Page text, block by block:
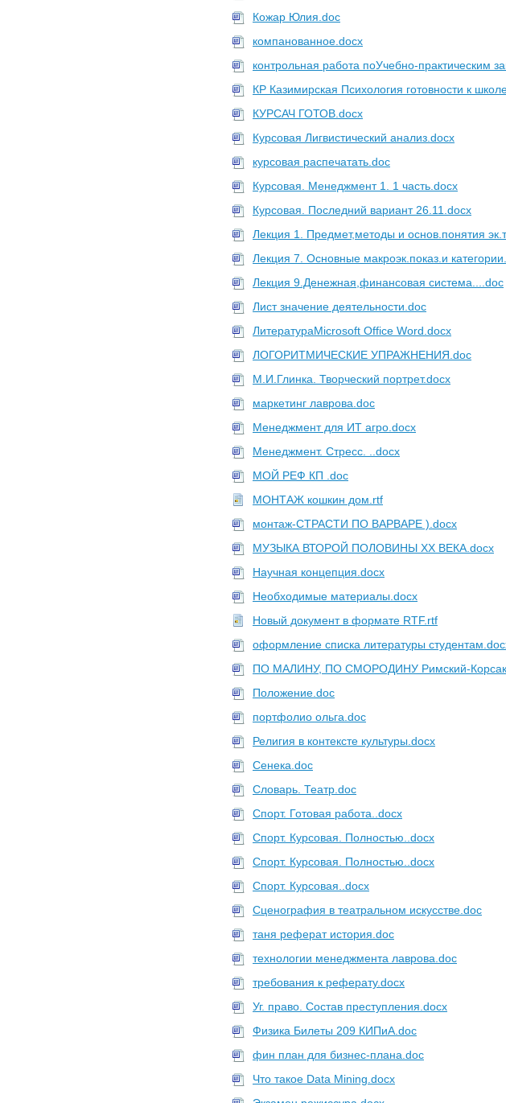
Кожар Юлия.doc
компанованное.docx
контрольная работа поУчебно-практическим
КР Казимирская Психология готовности к
КУРСАЧ ГОТОВ.docx
Курсовая Лигвистический анализ.docx
курсовая распечатать.doc
Курсовая. Менеджмент 1. 1 часть.docx
Курсовая. Последний вариант 26.11.docx
Лекция 1. Предмет,методы и основ.понятия
Лекция 7. Основные макроэк.показ.и
Лекция 9.Денежная,финансовая система....doc
Лист значение деятельности.doc
ЛитератураMicrosoft Office Word.docx
ЛОГОРИТМИЧЕСКИЕ УПРАЖНЕНИЯ.doc
М.И.Глинка. Творческий портрет.docx
маркетинг лаврова.doc
Менеджмент для ИТ агро.docx
Менеджмент. Стресс. ..docx
МОЙ РЕФ КП .doc
МОНТАЖ кошкин дом.rtf
монтаж-СТРАСТИ ПО ВАРВАРЕ ).docx
МУЗЫКА ВТОРОЙ ПОЛОВИНЫ XX ВЕКА.docx
Научная концепция.docx
Необходимые материалы.docx
Новый документ в формате RTF.rtf
оформление списка литературы
ПО МАЛИНУ, ПО СМОРОДИНУ Римский-
Положение.doc
портфолио ольга.doc
Религия в контексте культуры.docx
Сенека.doc
Словарь. Театр.doc
Спорт. Готовая работа..docx
Спорт. Курсовая. Полностью..docx
Спорт. Курсовая. Полностью..docx
Спорт. Курсовая..docx
Сценография в театральном искусстве.doc
таня реферат история.doc
технологии менеджмента лаврова.doc
требования к реферату.docx
Уг. право. Состав преступления.docx
Физика Билеты 209 КИПиА.doc
фин план для бизнес-плана.doc
Что такое Data Mining.docx